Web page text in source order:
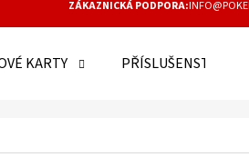
ZÁKAZNICKÁ PODPORA:
KARTY PŘÍSLUŠENSTVÍ